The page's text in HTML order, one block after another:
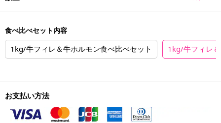
食べ比べセット内容
1kg/牛フィレ＆牛ホルモン食べ比べセット 1kg/牛フィレ
お支払い方法